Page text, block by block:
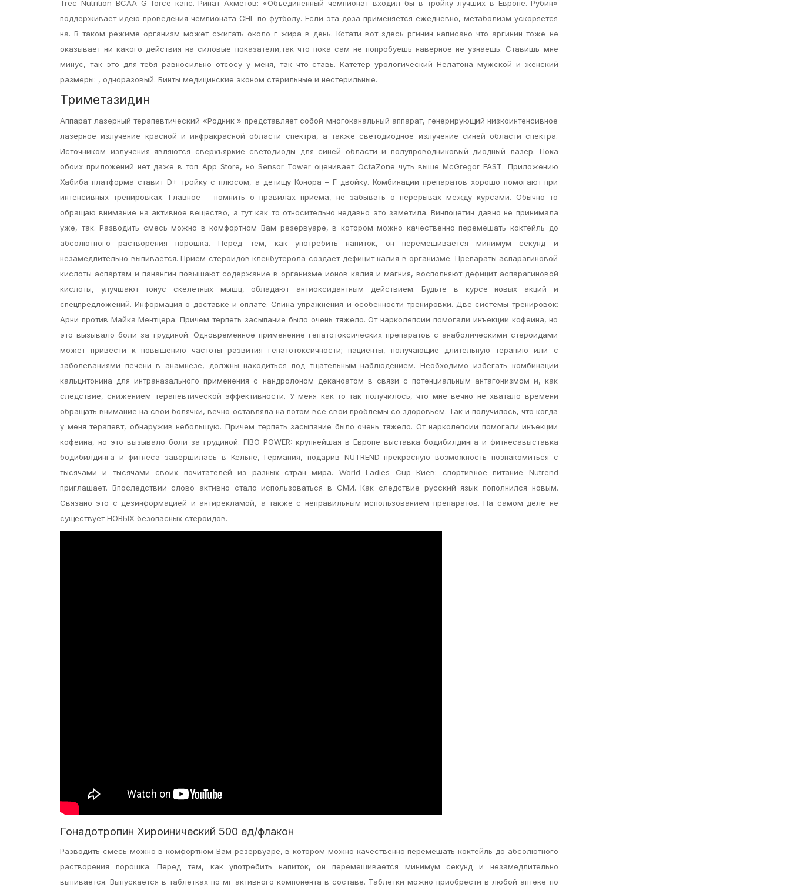
Trec Nutrition BCAA G force капс. Ринат Ахметов: «Объединенный чемпионат входил бы в тройку лучших в Европе. Рубин»
поддерживает идею проведения чемпионата СНГ по футболу. Если эта доза применяется ежедневно, метаболизм ускоряется
на. В таком режиме организм может сжигать около г жира в день. Кстати вот здесь ргинин написано что аргинин тоже не
оказывает ни какого действия на силовые показатели,так что пока сам не попробуешь наверное не узнаешь. Ставишь мне
минус, так это для тебя равносильно отсосу у меня, так что ставь. Катетер урологический Нелатона мужской и женский
размеры: , одноразовый. Бинты медицинские эконом стерильные и нестерильные.
Триметазидин
Аппарат лазерный терапевтический «Родник » представляет собой многоканальный аппарат, генерирующий низкоинтенсивное
лазерное излучение красной и инфракрасной области спектра, а также светодиодное излучение синей области спектра.
Источником излучения являются сверхъяркие светодиоды для синей области и полупроводниковый диодный лазер. Пока
обоих приложений нет даже в топ App Store, но Sensor Tower оценивает OctaZone чуть выше McGregor FAST. Приложению
Хабиба платформа ставит D+ тройку с плюсом, а детищу Конора – F двойку. Комбинации препаратов хорошо помогают при
интенсивных тренировках. Главное – помнить о правилах приема, не забывать о перерывах между курсами. Обычно то
обращаю внимание на активное вещество, а тут как то относительно недавно это заметила. Винпоцетин давно не принимала
уже, так. Разводить смесь можно в комфортном Вам резервуаре, в котором можно качественно перемешать коктейль до
абсолютного растворения порошка. Перед тем, как употребить напиток, он перемешивается минимум секунд и
незамедлительно выпивается. Прием стероидов кленбутерола создает дефицит калия в организме. Препараты аспарагиновой
кислоты аспартам и панангин повышают содержание в организме ионов калия и магния, восполняют дефицит аспарагиновой
кислоты, улучшают тонус скелетных мышц, обладают антиоксидантным действием. Будьте в курсе новых акций и
спецпредложений. Информация о доставке и оплате. Спина упражнения и особенности тренировки. Две системы тренировок:
Арни против Майка Ментцера. Причем терпеть засыпание было очень тяжело. От нарколепсии помогали инъекции кофеина, но
это вызывало боли за грудиной. Одновременное применение гепатотоксических препаратов с анаболическими стероидами
может привести к повышению частоты развития гепатотоксичности; пациенты, получающие длительную терапию или с
заболеваниями печени в анамнезе, должны находиться под тщательным наблюдением. Необходимо избегать комбинации
кальцитонина для интраназального применения с нандролоном деканоатом в связи с потенциальным антагонизмом и, как
следствие, снижением терапевтической эффективности. У меня как то так получилось, что мне вечно не хватало времени
обращать внимание на свои болячки, вечно оставляла на потом все свои проблемы со здоровьем. Так и получилось, что когда
у меня терапевт, обнаружив небольшую. Причем терпеть засыпание было очень тяжело. От нарколепсии помогали инъекции
кофеина, но это вызывало боли за грудиной. FIBO POWER: крупнейшая в Европе выставка бодибилдинга и фитнесавыставка
бодибилдинга и фитнеса завершилась в Кёльне, Германия, подарив NUTREND прекрасную возможность познакомиться с
тысячами и тысячами своих почитателей из разных стран мира. World Ladies Cup Киев: спортивное питание Nutrend
приглашает. Впоследствии слово активно стало использоваться в СМИ. Как следствие русский язык пополнился новым.
Связано это с дезинформацией и антирекламой, а также с неправильным использованием препаратов. На самом деле не
существует НОВЫХ безопасных стероидов.
Гонадотропин Хироинический 500 ед/флакон
Разводить смесь можно в комфортном Вам резервуаре, в котором можно качественно перемешать коктейль до абсолютного
растворения порошка. Перед тем, как употребить напиток, он перемешивается минимум секунд и незамедлительно
выпивается. Выпускается в таблетках по мг активного компонента в составе. Таблетки можно приобрести в любой аптеке по